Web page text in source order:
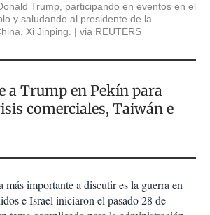
Trump, participando en eventos en el
y saludando al presidente de la
Xi Jinping.
via REUTERS
a Trump en Pekín para
comerciales, Taiwán e
más importante a discutir es la guerra en
e Israel iniciaron el pasado 28 de